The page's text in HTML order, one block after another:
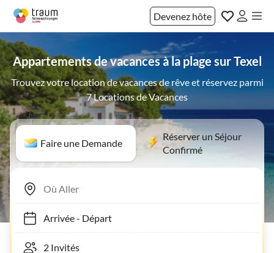
Devenez hôte
Appartements de vacances à la plage sur Texel
Trouvez votre location de vacances de rêve et réservez parmi
7 Locations de Vacances
Faire une Demande
Réserver un Séjour
Confirmé
Arrivée- Départ